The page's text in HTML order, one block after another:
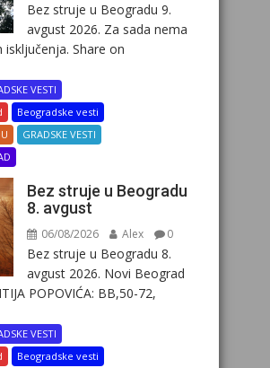
Bez struje u Beogradu 9.
avgust 2026. Za sada nema
Share on
VESTI
Beogradske vesti
GRADSKE VESTI
Bez struje u Beogradu
8. avgust
06/08/2026 Alex 0
Bez struje u Beogradu 8.
avgust 2026. Novi Beograd
POPOVIĆA: BB,50-72,
VESTI
Beogradske vesti